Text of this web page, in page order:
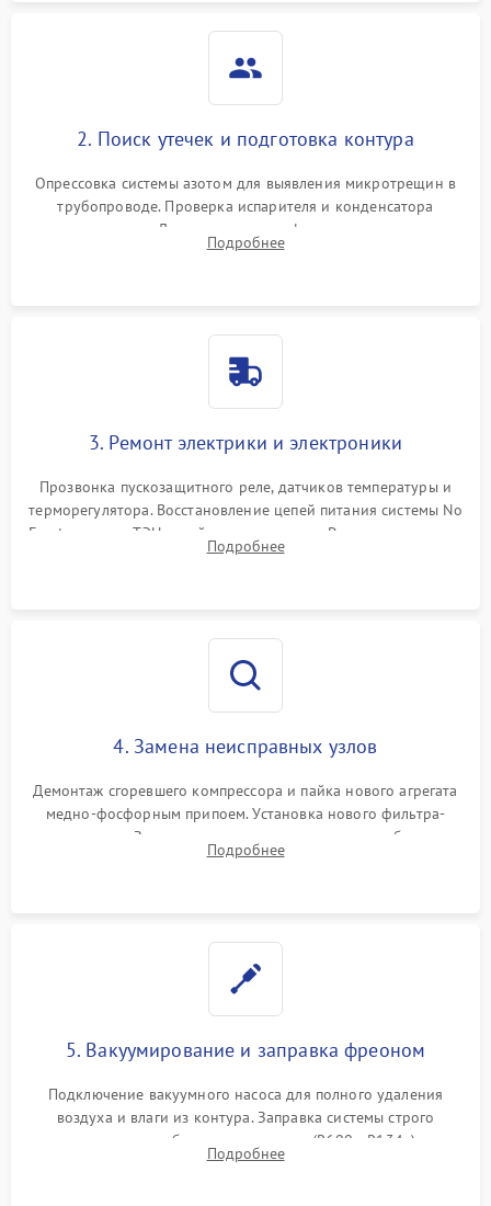
1800 ₽
2. Поиск утечек и подготовка контура
Опрессовка системы азотом для выявления микротрещин в
трубопроводе. Проверка испарителя и конденсатора
течеискателем. Демонтаж старого фильтра-осушителя и
продувка капиллярной трубки для устранения засоров.
Подробнее
3. Ремонт электрики и электроники
Прозвонка пускозащитного реле, датчиков температуры и
терморегулятора. Восстановление цепей питания системы No
Frost, включая ТЭН оттайки и вентилятор. Ремонт или замена
платы управления при сбоях алгоритмов.
Подробнее
4. Замена неисправных узлов
Демонтаж сгоревшего компрессора и пайка нового агрегата
медно-фосфорным припоем. Установка нового фильтра-
осушителя. Замена изношенных вентиляторов обдува,
сломанных заслонок или поврежденных дверных петель.
Подробнее
5. Вакуумирование и заправка фреоном
Подключение вакуумного насоса для полного удаления
воздуха и влаги из контура. Заправка системы строго
дозированным объемом хладагента (R600a, R134a) по
электронным весам. Контроль рабочего давления в системе.
Подробнее